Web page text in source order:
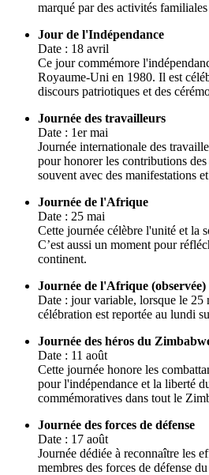
marqué par des activités
Jour de l'Indépendance
Date : 18 avril
Ce jour commémore
Royaume-Uni en 1980. Il est
discours patriotiques et des
Journée des travailleurs
Date : 1er mai
Journée internationale des
pour honorer les contributions
souvent avec des manifestations
Journée de l'Afrique
Date : 25 mai
Cette journée célèbre l'unité et la
C’est aussi un moment pour
continent.
Journée de l'Afrique (observée)
Date : jour variable, lorsque le 25
célébration est reportée au lundi
Journée des héros du
Date : 11 août
Cette journée honore les
pour l'indépendance et la liberté
commémoratives dans tout le
Journée des forces de défense
Date : 17 août
Journée dédiée à reconnaître les
membres des forces de défense